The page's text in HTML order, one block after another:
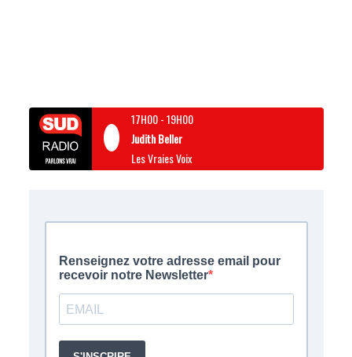
17H00-19H00
Judith Beller
Les Vraies Voix